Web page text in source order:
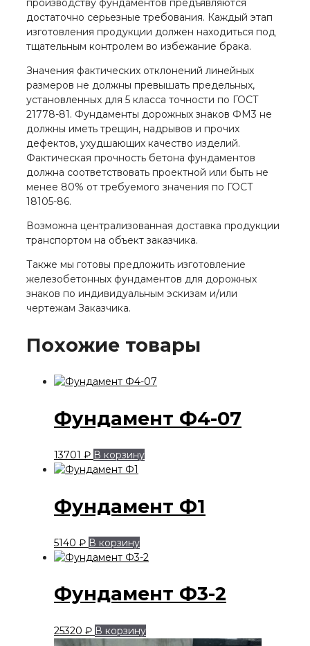
производству фундаментов предъявляются
достаточно серьезные требования. Каждый этап
изготовления продукции должен находиться под
тщательным контролем во избежание брака.
Значения фактических отклонений линейных
размеров не должны превышать предельных,
установленных для 5 класса точности по ГОСТ
21778-81. Фундаменты дорожных знаков ФМ3 не
должны иметь трещин, надрывов и прочих
дефектов, ухудшающих качество изделий.
Фактическая прочность бетона фундаментов
должна соответствовать проектной или быть не
менее 80% от требуемого значения по ГОСТ
18105-86.
Возможна централизованная доставка продукции
транспортом на объект заказчика.
Также мы готовы предложить изготовление
железобетонных фундаментов для дорожных
знаков по индивидуальным эскизам и/или
чертежам Заказчика.
Похожие товары
Фундамент Ф4-07
13701 ₽ В корзину
Фундамент Ф1
5140 ₽ В корзину
Фундамент Ф3-2
25320 ₽ В корзину